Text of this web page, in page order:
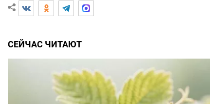
СЕЙЧАС ЧИТАЮТ